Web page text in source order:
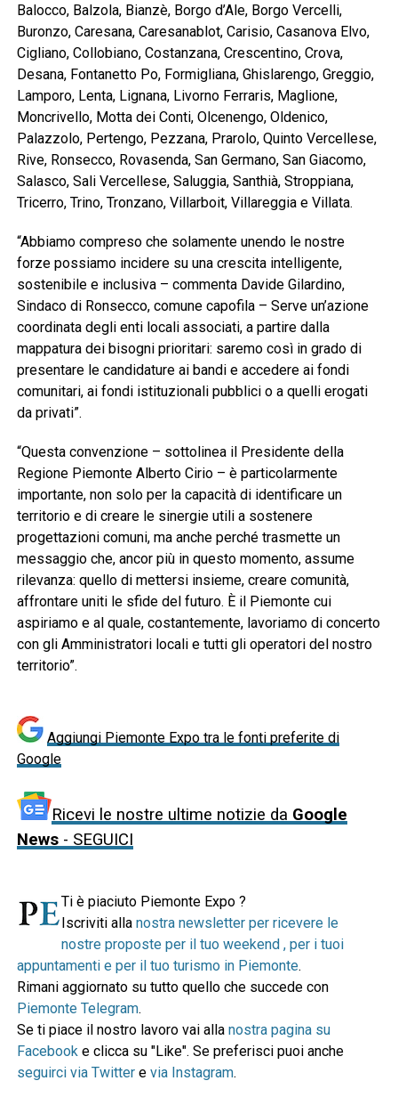
Balocco, Balzola, Bianzè, Borgo d’Ale, Borgo Vercelli,
Buronzo, Caresana, Caresanablot, Carisio, Casanova Elvo,
Cigliano, Collobiano, Costanzana, Crescentino, Crova,
Desana, Fontanetto Po, Formigliana, Ghislarengo, Greggio,
Lamporo, Lenta, Lignana, Livorno Ferraris, Maglione,
Moncrivello, Motta dei Conti, Olcenengo, Oldenico,
Palazzolo, Pertengo, Pezzana, Prarolo, Quinto Vercellese,
Rive, Ronsecco, Rovasenda, San Germano, San Giacomo,
Salasco, Sali Vercellese, Saluggia, Santhià, Stroppiana,
Tricerro, Trino, Tronzano, Villarboit, Villareggia e Villata.
“Abbiamo compreso che solamente unendo le nostre
forze possiamo incidere su una crescita intelligente,
sostenibile e inclusiva – commenta Davide Gilardino,
Sindaco di Ronsecco, comune capofila – Serve un’azione
coordinata degli enti locali associati, a partire dalla
mappatura dei bisogni prioritari: saremo così in grado di
presentare le candidature ai bandi e accedere ai fondi
comunitari, ai fondi istituzionali pubblici o a quelli erogati
da privati”.
“Questa convenzione – sottolinea il Presidente della
Regione Piemonte Alberto Cirio – è particolarmente
importante, non solo per la capacità di identificare un
territorio e di creare le sinergie utili a sostenere
progettazioni comuni, ma anche perché trasmette un
messaggio che, ancor più in questo momento, assume
rilevanza: quello di mettersi insieme, creare comunità,
affrontare uniti le sfide del futuro. È il Piemonte cui
aspiriamo e al quale, costantemente, lavoriamo di concerto
con gli Amministratori locali e tutti gli operatori del nostro
territorio”.
Aggiungi Piemonte Expo tra le fonti preferite di
Google
Ricevi le nostre ultime notizie da Google
News- SEGUICI
Ti è piaciuto Piemonte Expo ?
Iscriviti alla nostra newsletter per ricevere le
nostre proposte per il tuo weekend , per i tuoi
appuntamenti e per il tuo turismo in Piemonte.
Rimani aggiornato su tutto quello che succede con
Piemonte Telegram.
Se ti piace il nostro lavoro vai alla nostra pagina su
Facebooke clicca su "Like". Se preferisci puoi anche
seguirci via Twittere via Instagram.